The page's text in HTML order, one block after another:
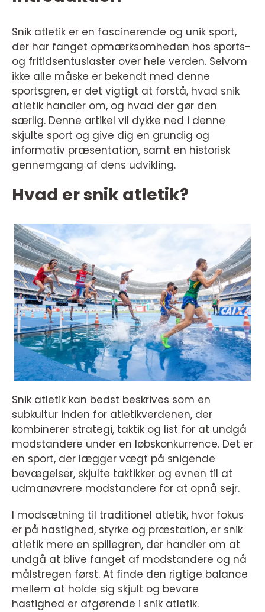
Snik atletik er en fascinerende og unik sport,
der har fanget opmærksomheden hos sports-
og fritidsentusiaster over hele verden. Selvom
ikke alle måske er bekendt med denne
sportsgren, er det vigtigt at forstå, hvad snik
atletik handler om, og hvad der gør den
særlig. Denne artikel vil dykke ned i denne
skjulte sport og give dig en grundig og
informativ præsentation, samt en historisk
gennemgang af dens udvikling.
Hvad er snik atletik?
Snik atletik kan bedst beskrives som en
subkultur inden for atletikverdenen, der
kombinerer strategi, taktik og list for at undgå
modstandere under en løbskonkurrence. Det er
en sport, der lægger vægt på snigende
bevægelser, skjulte taktikker og evnen til at
udmanøvrere modstandere for at opnå sejr.
I modsætning til traditionel atletik, hvor fokus
er på hastighed, styrke og præstation, er snik
atletik mere en spillegren, der handler om at
undgå at blive fanget af modstandere og nå
målstregen først. At finde den rigtige balance
mellem at holde sig skjult og bevare
hastighed er afgørende i snik atletik.